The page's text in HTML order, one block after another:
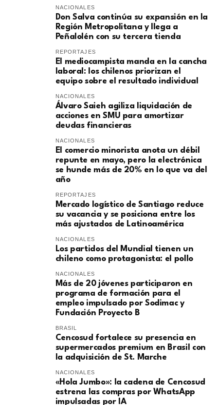
NACIONALES
Don Salva continúa su expansión en la
Región Metropolitana y llega a
Peñalolén con su tercera tienda
REPORTAJES
El mediocampista manda en la cancha
laboral: los chilenos priorizan el
equipo sobre el resultado individual
NACIONALES
​Álvaro Saieh agiliza liquidación de
acciones en SMU para amortizar
deudas financieras
NACIONALES
El comercio minorista anota un débil
repunte en mayo, pero la electrónica
se hunde más de 20% en lo que va del
año
REPORTAJES
Mercado logístico de Santiago reduce
su vacancia y se posiciona entre los
más ajustados de Latinoamérica
NACIONALES
Los partidos del Mundial tienen un
chileno como protagonista: el pollo
NACIONALES
Más de 20 jóvenes participaron en
programa de formación para el
empleo impulsado por Sodimac y
Fundación Proyecto B
BRASIL
Cencosud fortalece su presencia en
supermercados premium en Brasil con
la adquisición de St. Marche
NACIONALES
«Hola Jumbo»: la cadena de Cencosud
estrena las compras por WhatsApp
impulsadas por IA